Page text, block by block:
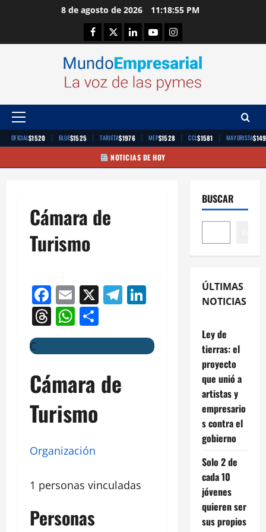
8 de agosto de 2026 11:18:55 PM
Facebook
TwitterLinkedinYoutubeInstagram
Menú
principal
OFICIAL$1520 | BLUE$1525 | TARJETA$1976 | MEP$1528 | CCL$1581 | MAYORISTA
NOTICIAS DE HOY
Cámara de
Turismo
Facebook
Email
X Telegram
LinkedIn
Threads
WhatsApp
C
Cámara de
Turismo
Organización
1 personas vinculadas
Personas
BUSCAR
ÚLTIMAS
NOTICIAS
Ley de
tierras: el
proyecto
que unió a
artistas y
empresario
s contra el
gobierno
Solo 2 de
cada 10
jóvenes
quieren ser
sus propios